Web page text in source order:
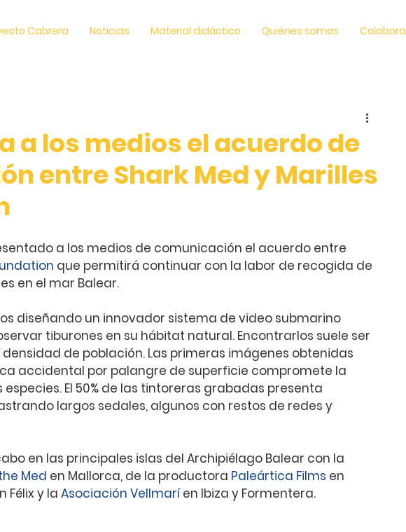
Cabrera Noticias Material didáctico Quiénes somos Colabora
a los medios el acuerdo de
entre Shark Med y Marilles
a los medios de comunicación el acuerdo entre
que permitirá continuar con la labor de recogida de
en el mar Balear.
diseñando un innovador sistema de video submarino
tiburones en su hábitat natural. Encontrarlos suele ser
de población. Las primeras imágenes obtenidas
accidental por palangre de superficie compromete la
El 50% de las tintoreras grabadas presenta
largos sedales, algunos con restos de redes y
en las principales islas del Archipiélago Balear con la
Med en Mallorca, de la productora Paleártica Films en
Félix y la Asociación Vellmarí en Ibiza y Formentera.